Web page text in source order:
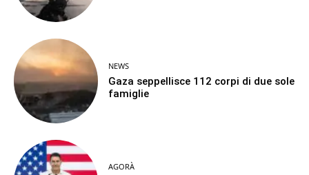
NEWS
Gaza seppellisce 112 corpi di due sole
famiglie
AGORÀ